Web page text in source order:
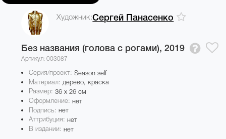
Художник:Сергей Панасенко
Без названия (голова с рогами), 2019
Артикул: 003087
Серия/проект:Season self
Материал: дерево, краска
Размер: 36 x 26 см
Оформление:нет
Подпись:нет
Аттрибуция:нет
В издании:нет